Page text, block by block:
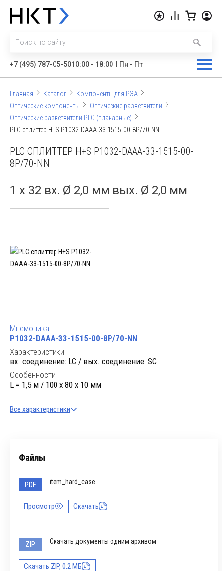
+7 (495) 787-05-5010:00 - 18:00 Пн - Пт
Главная Каталог
Компоненты для РЭА
Оптические компоненты
Оптические разветвители
Оптические разветвители PLC (планарные)
PLC сплиттер H+S P1032-DAAA-33-1515-00-8P/70-NN
PLC СПЛИТТЕР H+S P1032-DAAA-33-1515-00-
8P/70-NN
1 x 32 вх. Ø 2,0 мм вых. Ø 2,0 мм
Мнемоника
P1032-DAAA-33-1515-00-8P/70-NN
Характеристики
вх. cоединение: LC / вых. cоединение: SC
Особенности
L = 1,5 м / 100 x 80 x 10 мм
Все характеристики
Файлы
PDF item_hard_case
Просмотр Скачать
ZIP Скачать документы одним архивом
Скачать ZIP, 0.2 МБ